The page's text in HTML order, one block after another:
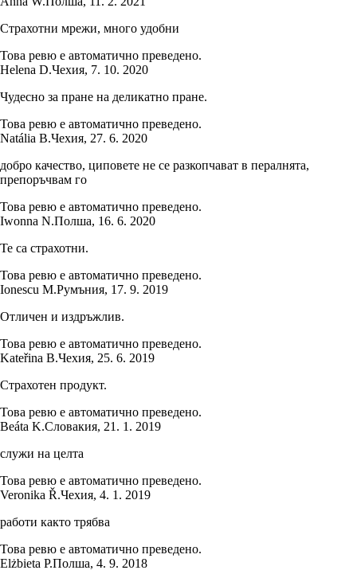
Страхотни мрежи, много удобни
Това ревю е автоматично преведено.
Helena D.Чехия, 7. 10. 2020
Чудесно за пране на деликатно пране.
Това ревю е автоматично преведено.
Natália B.Чехия, 27. 6. 2020
добро качество, циповете не се разкопчават в пералнята,
препоръчвам го
Това ревю е автоматично преведено.
Iwonna N.Полша, 16. 6. 2020
Те са страхотни.
Това ревю е автоматично преведено.
Ionescu M.Румъния, 17. 9. 2019
Отличен и издръжлив.
Това ревю е автоматично преведено.
Kateřina B.Чехия, 25. 6. 2019
Страхотен продукт.
Това ревю е автоматично преведено.
Beáta K.Словакия, 21. 1. 2019
служи на целта
Това ревю е автоматично преведено.
Veronika Ř.Чехия, 4. 1. 2019
работи както трябва
Това ревю е автоматично преведено.
Elżbieta P.Полша, 4. 9. 2018